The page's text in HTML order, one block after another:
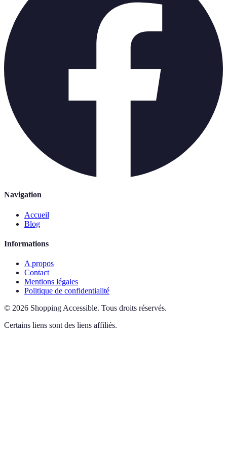
Navigation
Accueil
Blog
Informations
A propos
Contact
Mentions légales
Politique de confidentialité
© 2026 Shopping Accessible. Tous droits réservés.
Certains liens sont des liens affiliés.